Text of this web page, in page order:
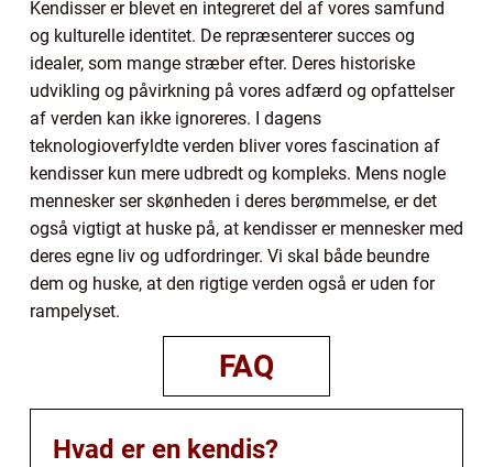
Kendisser er blevet en integreret del af vores samfund
og kulturelle identitet. De repræsenterer succes og
idealer, som mange stræber efter. Deres historiske
udvikling og påvirkning på vores adfærd og opfattelser
af verden kan ikke ignoreres. I dagens
teknologioverfyldte verden bliver vores fascination af
kendisser kun mere udbredt og kompleks. Mens nogle
mennesker ser skønheden i deres berømmelse, er det
også vigtigt at huske på, at kendisser er mennesker med
deres egne liv og udfordringer. Vi skal både beundre
dem og huske, at den rigtige verden også er uden for
rampelyset.
FAQ
Hvad er en kendis?